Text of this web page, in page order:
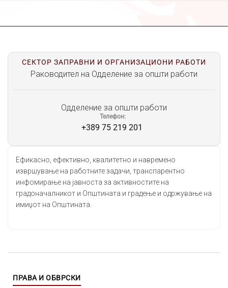
СЕКТОР ЗАПРАВНИ И ОРГАНИЗАЦИОНИ РАБОТИ
Раководител на Одделение за општи работи
Одделение за општи работи
Телефон
+389 75 219 201
Ефикасно, ефективно, квалитетно и навремено
извршување на работните задачи, транспарентно
инфомирање на јавноста за активностите на
градоначалникот и Општината и градење и одржување на
имиџот на Општината.
ПРАВА И ОБВРСКИ